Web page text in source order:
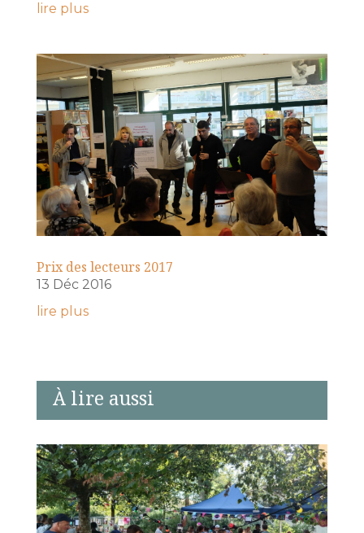
lire plus
Prix des lecteurs 2017
13 Déc 2016
lire plus
À lire aussi